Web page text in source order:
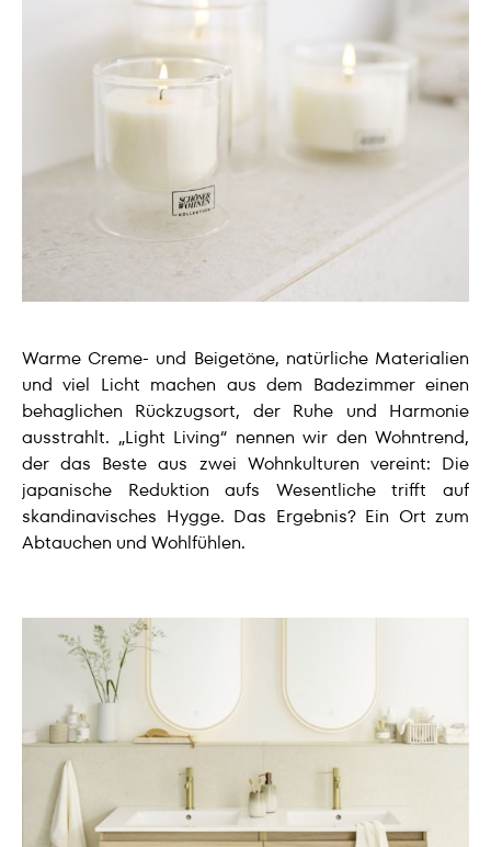
Warme Creme- und Beigetöne, natürliche Materialien
und viel Licht machen aus dem Badezimmer einen
behaglichen Rückzugsort, der Ruhe und Harmonie
ausstrahlt. „Light Living“ nennen wir den Wohntrend,
der das Beste aus zwei Wohnkulturen vereint: Die
japanische Reduktion aufs Wesentliche trifft auf
skandinavisches Hygge. Das Ergebnis? Ein Ort zum
Abtauchen und Wohlfühlen.